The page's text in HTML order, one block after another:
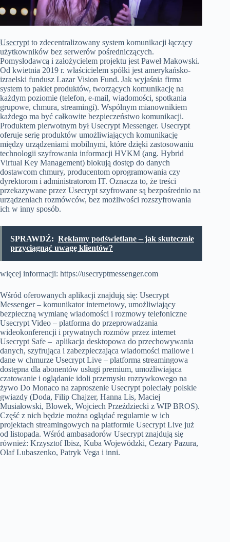
Usecryptto zdecentralizowany system komunikacji łączący
użytkowników bez serwerów pośredniczących.
Pomysłodawcą i założycielem projektu jest Paweł Makowski.
Od kwietnia 2019 r. właścicielem spółki jest amerykańsko-
izraelski fundusz Lazar Vision Fund. Jak wyjaśnia firma
system to pakiet produktów, tworzących komunikację na
każdym poziomie (telefon, e-mail, wiadomości, spotkania
grupowe, chmura, streamingi). Wspólnym mianownikiem
każdego ma być całkowite bezpieczeństwo komunikacji.
Produktem pierwotnym był Usecrypt Messenger. Usecrypt
oferuje serię produktów umożliwiających komunikację
między urządzeniami mobilnymi, które dzięki zastosowaniu
technologii szyfrowania informacji HVKM (ang. Hybrid
Virtual Key Management) blokują dostęp do danych
dostawcom chmury, producentom oprogramowania czy
dyrektorom i administratorom IT. Oznacza to, że treści
przekazywane przez Usecrypt szyfrowane są bezpośrednio na
urządzeniach rozmówców, bez możliwości rozszyfrowania
ich w inny sposób.
SPRAWDŹ: Reklamy podświetlane – jak skutecznie
przyciągnąć uwagę klientów?
więcej informacji: https://usecryptmessenger.com
Wśród oferowanych aplikacji znajdują się: Usecrypt
Messenger – komunikator internetowy, umożliwiający
bezpieczną wymianę wiadomości i rozmowy telefoniczne
Usecrypt Video – platforma do przeprowadzania
wideokonferencji i prywatnych rozmów przez internet
Usecrypt Safe – aplikacja desktopowa do przechowywania
danych, szyfrująca i zabezpieczająca wiadomości mailowe i
dane w chmurze Usecrypt Live – platforma streamingowa
dostępna dla abonentów usługi premium, umożliwiająca
czatowanie i oglądanie idoli przemysłu rozrywkowego na
żywo Do Monaco na zaproszenie Usecrypt poleciały polskie
gwiazdy (Doda, Filip Chajzer, Hanna Lis, Maciej
Musiałowski, Blowek, Wojciech Przeździecki z WIP BROS).
Część z nich będzie można oglądać regularnie w ich
projektach streamingowych na platformie Usecrypt Live już
od listopada. Wśród ambasadorów Usecrypt znajdują się
również: Krzysztof Ibisz, Kuba Wojewódzki, Cezary Pazura,
Olaf Lubaszenko, Patryk Vega i inni.